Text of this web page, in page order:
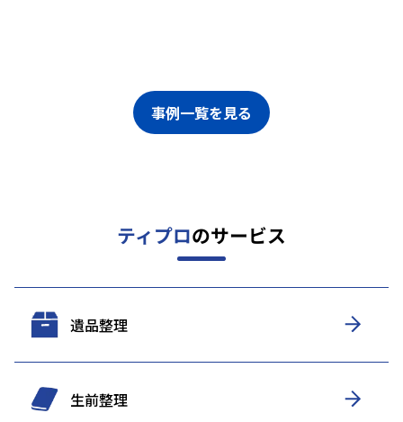
事例一覧を見る
ティプロのサービス
遺品整理
生前整理